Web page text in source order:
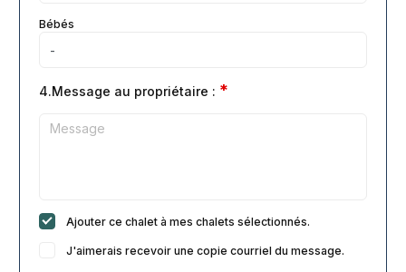
Bébés
4.Message au propriétaire : *
Ajouter ce chalet à mes chalets sélectionnés.
J'aimerais recevoir une copie courriel du message.